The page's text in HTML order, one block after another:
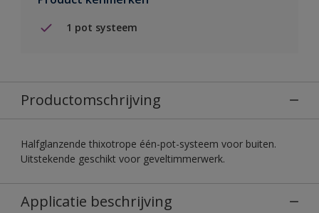
1 pot systeem
Productomschrijving
Halfglanzende thixotrope één-pot-systeem voor buiten.
Uitstekende geschikt voor geveltimmerwerk.
Applicatie beschrijving